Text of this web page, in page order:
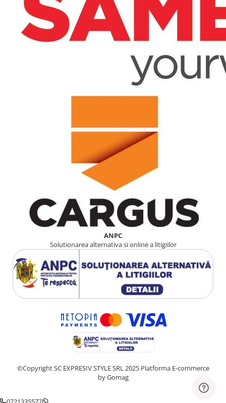
ANPC
Solutionarea alternativa si online a litigiilor
©Copyright SC EXPRESIV STYLE SRL 2025 Platforma E-commerce
by Gomag